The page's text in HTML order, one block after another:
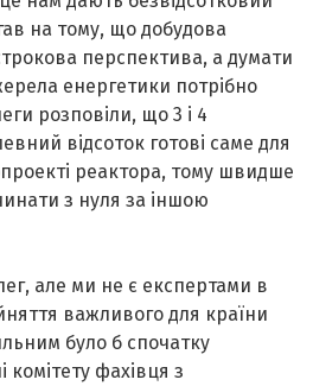
на тому, що добудова
перспектива, а думати
енергетики потрібно
розповіли, що 3 і 4
відсоток готові саме для
реактора, тому швидше
з нуля за іншою
але ми не є експертами в
важливого для країни
було б спочатку
комітету фахівця з